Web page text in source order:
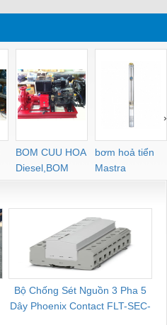
BOM CUU HOA
Diesel,BOM
CHUA CHAY
bơm hoả tiển
Mastra
›
Bộ Chống Sét Nguồn 3 Pha 5
Dây Phoenix Contact FLT-SEC-